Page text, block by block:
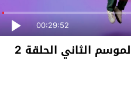
00:29:52
مسلسل حالة اجتماعية الموسم الثاني الحلقة 2